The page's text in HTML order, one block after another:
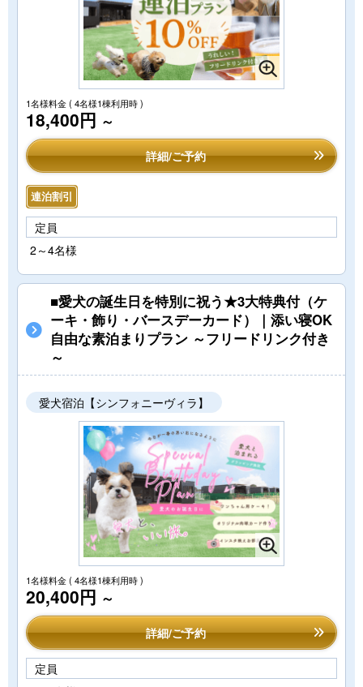
1名様料金( 4名様1棟利用時 )
18,400円 ～
詳細/ご予約
連泊割引
定員
2～4名様
■愛犬の誕生日を特別に祝う★3大特典付（ケ
ーキ・飾り・バースデーカード）｜添い寝OK
自由な素泊まりプラン ～フリードリンク付き
～
愛犬宿泊【シンフォニーヴィラ】
1名様料金( 4名様1棟利用時 )
20,400円 ～
詳細/ご予約
定員